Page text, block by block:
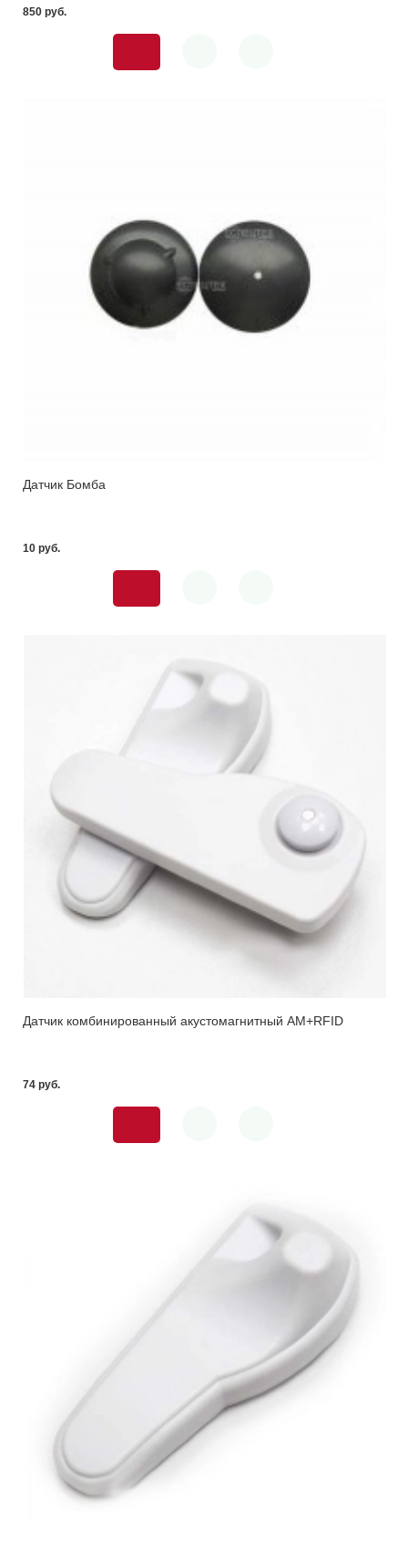
850 pуб.
Датчик Бомба
10 pуб.
Датчик комбинированный акустомагнитный AM+RFID
74 pуб.